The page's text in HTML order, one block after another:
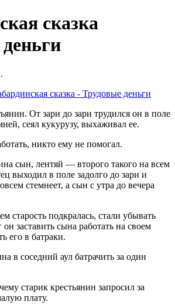
сказка
сказка - Трудовые деньги
От зари до зари трудился он в поле
сеял кукурузу, выхаживал ее.
никто ему не помогал.
сын, лентяй — второго такого на всем
выходил в поле задолго до зари и
стемнеет, а сын с утра до вечера
старость подкралась, стали убывать
заставить сына работать на своем
его в батраки.
в соседний аул батрачить за один
старик крестьянин запросил за
плату.